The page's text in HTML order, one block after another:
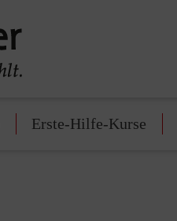
Erste-Hilfe-Kurse